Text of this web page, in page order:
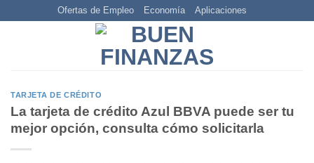
Ofertas de Empleo Economía Aplicaciones
TARJETA DE CRÉDITO
La tarjeta de crédito Azul BBVA puede ser tu
mejor opción, consulta cómo solicitarla